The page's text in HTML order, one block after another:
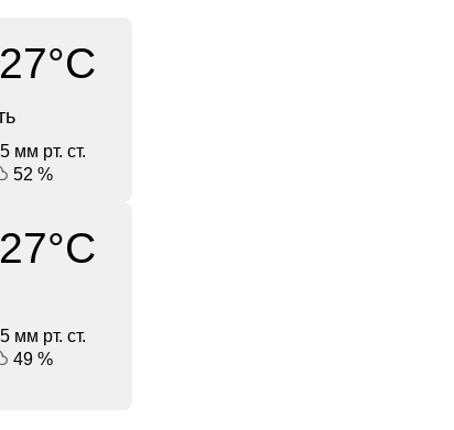
мм рт. ст.
52 %
мм рт. ст.
49 %